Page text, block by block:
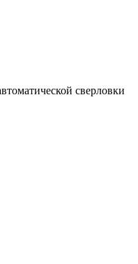
сверловки